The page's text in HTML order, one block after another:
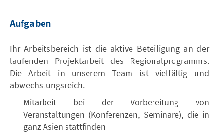
Aufgaben
Ihr Arbeitsbereich ist die aktive Beteiligung an der
laufenden Projektarbeit des Regionalprogramms.
Die Arbeit in unserem Team ist vielfältig und
abwechslungsreich.
Mitarbeit bei der Vorbereitung von
Veranstaltungen (Konferenzen, Seminare), die in
ganz Asien stattfinden